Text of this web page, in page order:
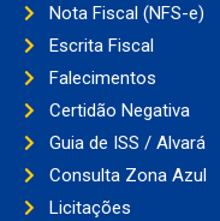
Nota Fiscal (NFS-e)
Escrita Fiscal
Falecimentos
Certidão Negativa
Guia de ISS / Alvará
Consulta Zona Azul
Licitações